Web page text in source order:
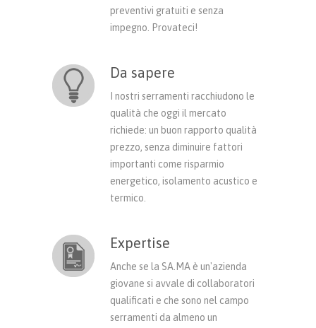
preventivi gratuiti e senza
impegno. Provateci!
Da sapere
I nostri serramenti racchiudono le
qualità che oggi il mercato
richiede: un buon rapporto qualità
prezzo, senza diminuire fattori
importanti come risparmio
energetico, isolamento acustico e
termico.
Expertise
Anche se la SA.MA è un'azienda
giovane si avvale di collaboratori
qualificati e che sono nel campo
serramenti da almeno un